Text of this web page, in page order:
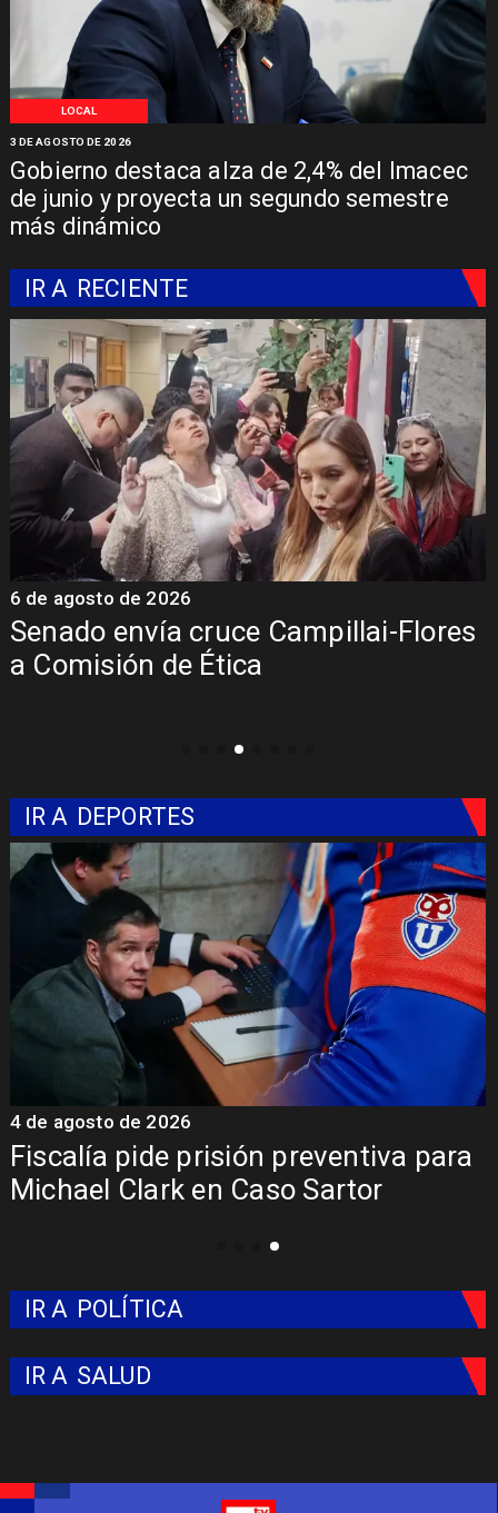
LOCAL
Gobierno destaca alza de 2,4% del Imacec
de junio y proyecta un segundo semestre
más dinámico
3 DE AGOSTO DE 2026
IR A RECIENTE
Senado envía cruce Campillai-Flores
a Comisión de Ética
6 de agosto de 2026
IR A DEPORTES
Fiscalía pide prisión preventiva para
Michael Clark en Caso Sartor
4 de agosto de 2026
IR A POLÍTICA
IR A SALUD